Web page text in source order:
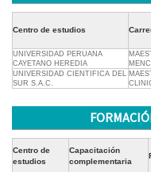
Centro de estudios
UNIVERSIDAD PERUANA
CAYETANO HEREDIA
UNIVERSIDAD CIENTIFICA DEL
SUR S.A.C.
Centro de
estudios
Capacitación
complementaria